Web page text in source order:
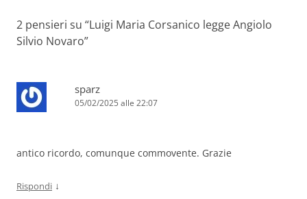
2 pensieri su “Luigi Maria Corsanico legge Angiolo
Silvio Novaro”
sparz
05/02/2025 alle 22:07
antico ricordo, comunque commovente. Grazie
Rispondi ↓